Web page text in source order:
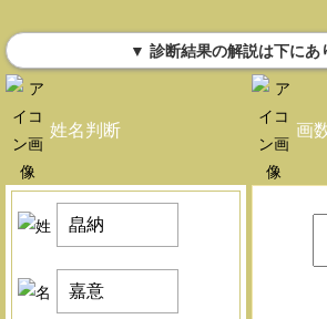
▼ 診断結果の解説は下にあ
姓名判断 画